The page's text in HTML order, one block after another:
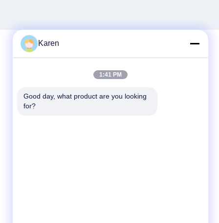
전화
Karen
1:41 PM
Good day, what product are you looking
for?